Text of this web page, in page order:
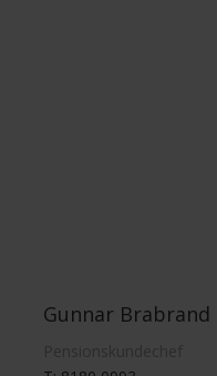
Gunnar Brabrand